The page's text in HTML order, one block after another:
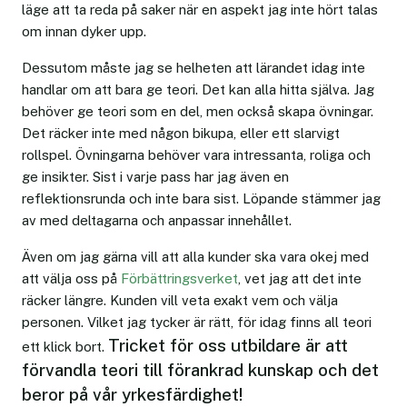
läge att ta reda på saker när en aspekt jag inte hört talas
om innan dyker upp.
Dessutom måste jag se helheten att lärandet idag inte
handlar om att bara ge teori. Det kan alla hitta själva. Jag
behöver ge teori som en del, men också skapa övningar.
Det räcker inte med någon bikupa, eller ett slarvigt
rollspel. Övningarna behöver vara intressanta, roliga och
ge insikter. Sist i varje pass har jag även en
reflektionsrunda och inte bara sist. Löpande stämmer jag
av med deltagarna och anpassar innehållet.
Även om jag gärna vill att alla kunder ska vara okej med
att välja oss på Förbättringsverket , vet jag att det inte
räcker längre. Kunden vill veta exakt vem och välja
personen. Vilket jag tycker är rätt, för idag finns all teori
ett klick bort. Tricket för oss utbildare är att
förvandla teori till förankrad kunskap och det
beror på vår yrkesfärdighet!